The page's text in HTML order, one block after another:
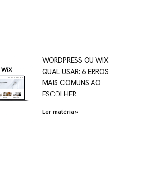
WORDPRESS OU WIX
QUAL USAR: 6 ERROS
MAIS COMUNS AO
ESCOLHER
Ler matéria »